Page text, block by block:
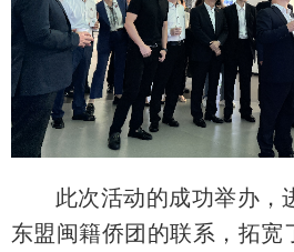
此次活动的成功举办，
东盟闽籍侨团的联系，拓宽